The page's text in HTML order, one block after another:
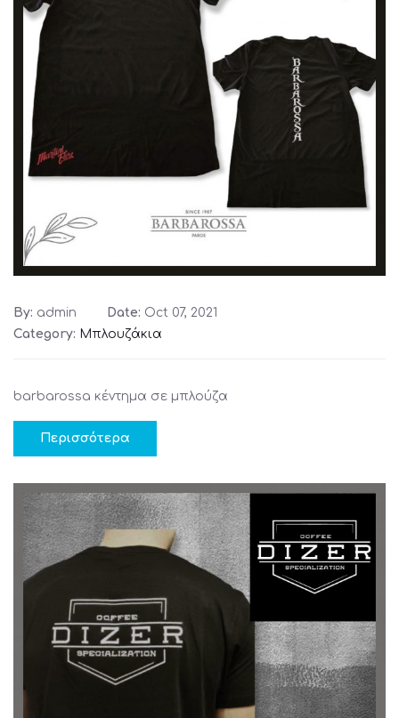
By: admin Date: Oct 07, 2021
Category: Μπλουζάκια
barbarossa κέντημα σε μπλούζα
Περισσότερα